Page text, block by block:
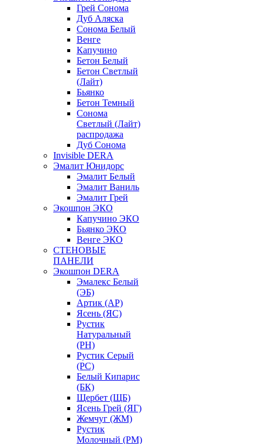
Грей Сонома
Дуб Аляска
Сонома Белый
Венге
Капучино
Бетон Белый
Бетон Светлый
(Лайт)
Бьянко
Бетон Темный
Сонома
Светлый (Лайт)
распродажа
Дуб Сонома
Invisible DERA
Эмалит Юнидорс
Эмалит Белый
Эмалит Ваниль
Эмалит Грей
Экошпон ЭКО
Капучино ЭКО
Бьянко ЭКО
Венге ЭКО
СТЕНОВЫЕ
ПАНЕЛИ
Экошпон DERA
Эмалекс Белый
(ЭБ)
Артик (АР)
Ясень (ЯС)
Рустик
Натуральный
(РН)
Рустик Серый
(РС)
Белый Кипарис
(БК)
Щербет (ЩБ)
Ясень Грей (ЯГ)
Жемчуг (ЖМ)
Рустик
Молочный (РМ)